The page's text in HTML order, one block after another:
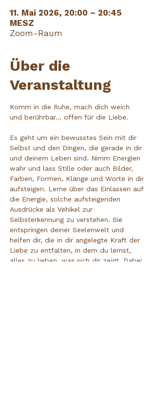
11. Mai 2026, 20:00 – 20:45
MESZ
Zoom-Raum
Über die
Veranstaltung
Komm in die Ruhe, mach dich weich
und berührbar... offen für die Liebe.
Es geht um ein bewusstes Sein mit dir
Selbst und den Dingen, die gerade in dir
und deinem Leben sind. Nimm Energien
wahr und lass Stille oder auch Bilder,
Farben, Formen, Klänge und Worte in dir
aufsteigen. Lerne über das Einlassen auf
die Energie, solche aufsteigenden
Ausdrücke als Vehikel zur
Selbsterkennung zu verstehen. Sie
entspringen deiner Seelenwelt und
helfen dir, die in dir angelegte Kraft der
Liebe zu entfalten, in dem du lernst,
alles zu lieben, was sich dir zeigt. Dabei